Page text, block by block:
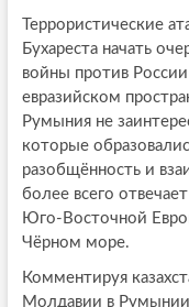
Террористические
Бухареста начать
войны против
евразийском
Румыния не
которые
разобщённость и
более всего
Юго-Восточной
Чёрном море.
Комментируя
Молдавии в